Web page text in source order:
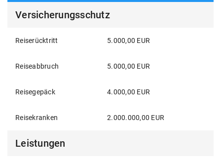
Versicherungsschutz
Reiserücktritt 5.000,00 EUR
Reiseabbruch 5.000,00 EUR
Reisegepäck 4.000,00 EUR
Reisekranken 2.000.000,00 EUR
Leistungen